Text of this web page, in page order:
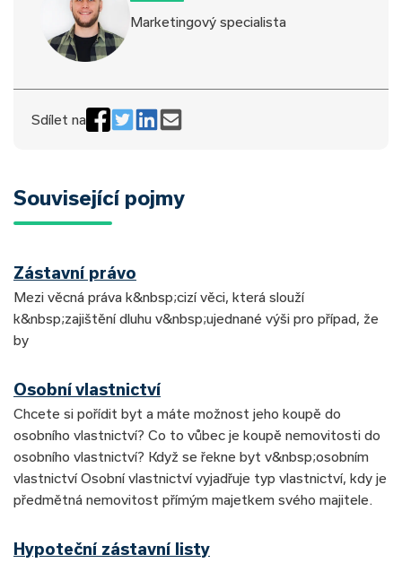
Marketingový specialista
Sdílet na
Související pojmy
Zástavní právo
Mezi věcná práva k&nbsp;cizí věci, která slouží
k&nbsp;zajištění dluhu v&nbsp;ujednané výši pro případ, že
by
Osobní vlastnictví
Chcete si pořídit byt a máte možnost jeho koupě do
osobního vlastnictví? Co to vůbec je koupě nemovitosti do
osobního vlastnictví? Když se řekne byt v&nbsp;osobním
vlastnictví Osobní vlastnictví vyjadřuje typ vlastnictví, kdy je
předmětná nemovitost přímým majetkem svého majitele.
Hypoteční zástavní listy